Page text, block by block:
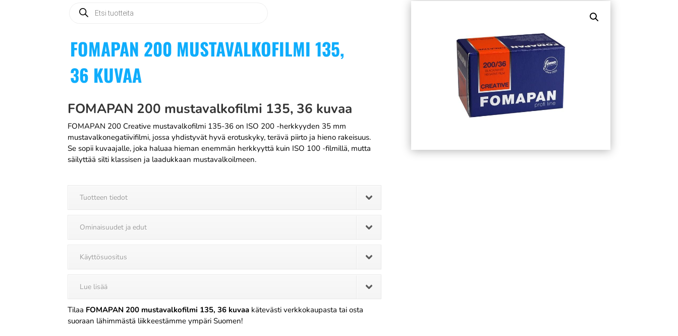
Products
search
FOMAPAN 200 MUSTAVALKOFILMI 135,
36 KUVAA
FOMAPAN 200 mustavalkofilmi 135, 36 kuvaa
FOMAPAN 200 Creative mustavalkofilmi 135-36 on ISO 200 -herkkyyden 35 mm
mustavalkonegatiivifilmi, jossa yhdistyvät hyvä erotuskyky, terävä piirto ja hieno rakeisuus.
Se sopii kuvaajalle, joka haluaa hieman enemmän herkkyyttä kuin ISO 100 -filmillä, mutta
säilyttää silti klassisen ja laadukkaan mustavalkoilmeen.
Tuotteen tiedot
Ominaisuudet ja edut
Käyttösuositus
Lue lisää
Tilaa FOMAPAN 200 mustavalkofilmi 135, 36 kuvaa kätevästi verkkokaupasta tai osta
suoraan lähimmästä liikkeestämme ympäri Suomen!